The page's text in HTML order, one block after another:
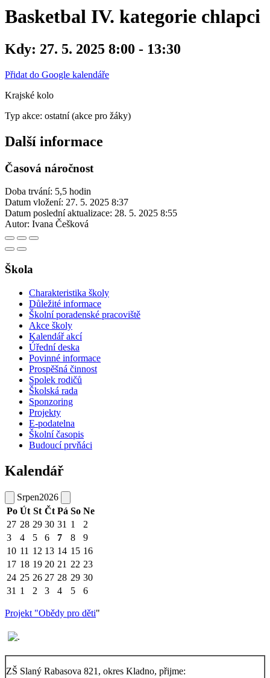
Basketbal IV. kategorie chlapci
Kdy: 27. 5. 2025 8:00 - 13:30
Přidat do Google kalendáře
Krajské kolo
Typ akce: ostatní (akce pro žáky)
Další informace
Časová náročnost
Doba trvání: 5,5 hodin
Datum vložení: 27. 5. 2025 8:37
Datum poslední aktualizace: 28. 5. 2025 8:55
Autor: Ivana Češková
Škola
Charakteristika školy
Důležité informace
Školní poradenské pracoviště
Akce školy
Kalendář akcí
Úřední deska
Povinné informace
Prospěšná činnost
Spolek rodičů
Školská rada
Sponzoring
Projekty
E-podatelna
Školní časopis
Budoucí prvňáci
Kalendář
Srpen2026
Po Út St Čt Pá So Ne
27 28 29 30 31 1
2
3
4 5 6 7 8
9
10 11 12 13 14 15 16
17 18 19 20 21 22 23
24 25 26 27 28 29 30
31 1 2 3 4 5 6
Projekt "Obědy pro děti"
ZŠ Slaný Rabasova 821, okres Kladno, přijme: